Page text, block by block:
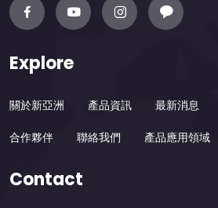
Explore
關於新亞洲 產品資訊 最新消息
合作夥伴 聯絡我們 產品應用領域
Contact